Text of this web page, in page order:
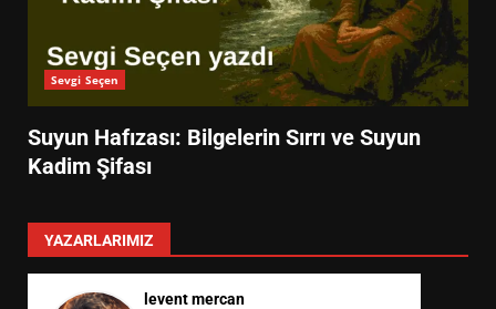
Sevgi Seçen
Suyun Hafızası: Bilgelerin Sırrı ve Suyun
Kadim Şifası
YAZARLARIMIZ
levent mercan